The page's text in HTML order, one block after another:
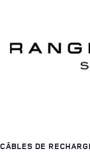
CÂBLES DE